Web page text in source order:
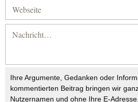
Ihre Argumente, Gedanken oder
kommentierten Beitrag bringen wir
Nutzernamen und ohne Ihre E-